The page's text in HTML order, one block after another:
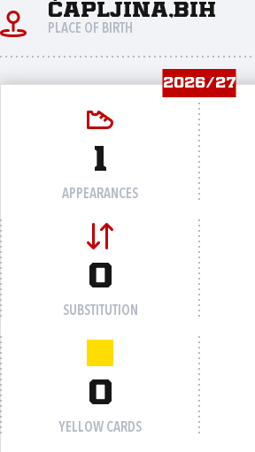
Čapljina,bih
PLACE OF BIRTH
2026/27
1
APPEARANCES
0
SUBSTITUTION
0
YELLOW CARDS